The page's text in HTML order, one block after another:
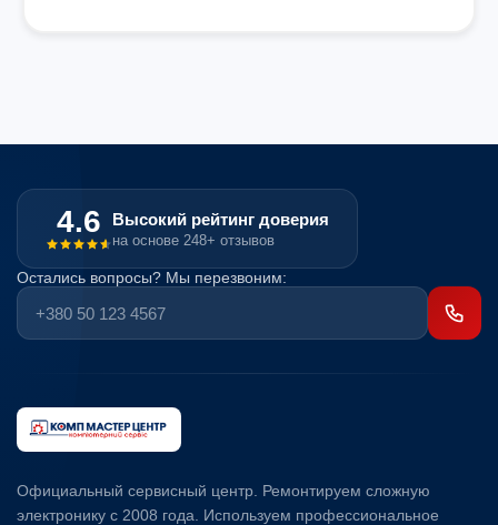
4.6 Высокий рейтинг доверия
на основе 248+ отзывов
Остались вопросы? Мы перезвоним:
Официальный сервисный центр. Ремонтируем сложную
электронику с 2008 года. Используем профессиональное